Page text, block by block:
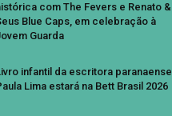
com The Fevers e Renato &
Blue Caps, em celebração à
Guarda
infantil da escritora paranaense
Lima estará na Bett Brasil 2026